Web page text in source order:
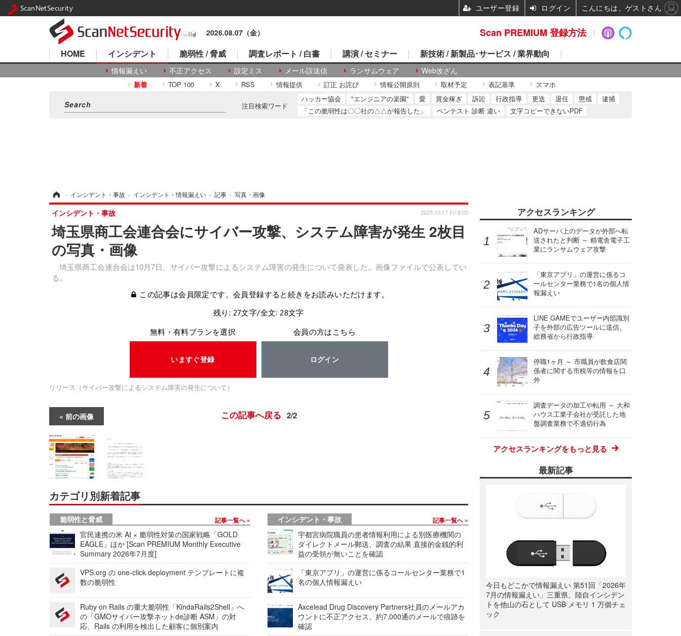
2026.08.07（金）
HOME インシデント
情報漏えい 不正アクセス 設定ミス メール誤送信 ランサムウェア Web改ざん
脆弱性 / 脅威 調査レポート / 白書 講演 / セミナー 新技術 / 新製品･サービス / 業界動向
新着 TOP 100 X RSS 情報提供 訂正 お詫び 情報公開原則 取材予定 表記基準 スマホ
注目検索ワード
ハッカー協会 "エンジニアの楽園" 愛 賞金稼ぎ 訴訟 行政指導 更迭 退任 懲戒
逮捕
「この脆弱性は〇〇社の△△が報告した」
ペンテスト 診断 違い 文字コピーできないPDF
› インシデント・事故 › インシデント・情報漏えい › 記事 › 写真・画像
埼玉県商工会連合会にサイバー攻撃、システム障害が発生 2枚目
の写真・画像
埼玉県商工会連合会は10月7日、サイバー攻撃によるシステム障害の発生について発表した。画像ファイルで公表してい
る。
インシデント・事故 2025.10.17 Fri 8:05
この記事は会員限定です。会員登録すると続きをお読みいただけます。
残り: 27文字/全文: 28文字
無料・有料プランを選択
いますぐ登録
会員の方はこちら
ログイン
リリース（サイバー攻撃によるシステム障害の発生について）
前の画像 この記事へ戻る 2/2
カテゴリ別新着記事
脆弱性と脅威 記事一覧へ
官民連携の米 AI × 脆弱性対策の国家戦略「GOLD
EAGLE」ほか [Scan PREMIUM Monthly Executive
Summary 2026年7月度]
VPS.org の one-click deployment テンプレートに複
数の脆弱性
Ruby on Rails の重大脆弱性「KindaRails2Shell」へ
の「GMOサイバー攻撃ネットde診断 ASM」の対
応、Rails の利用を検出した顧客に個別案内
インシデント・事故 記事一覧へ
宇都宮病院職員の患者情報利用による別医療機関の
ダイレクトメール郵送、調査の結果 直接的金銭的利
益の受領が無いことを確認
「東京アプリ」の運営に係るコールセンター業務で1
名の個人情報漏えい
Axcelead Drug Discovery Partners社員のメールアカ
ウントに不正アクセス、約7,000通のメールで痕跡を
確認
アクセスランキング
ADサーバ上のデータが外部へ転
送されたと判断 ～ 精電舎電子工
業にランサムウェア攻撃
「東京アプリ」の運営に係るコ
ールセンター業務で1名の個人情
報漏えい
LINE GAMEでユーザー内部識別
子を外部の広告ツールに送信、
総務省から行政指導
停職1ヶ月 ～ 市職員が飲食店関
係者に関する市税等の情報を口
外
調査データの加工や転用 ～ 大和
ハウス工業子会社が受託した地
盤調査業務で不適切行為
アクセスランキングをもっと見る
最新記事
今日もどこかで情報漏えい 第51回「2026年
7月の情報漏えい」三重県、陸自インシデン
トを他山の石として USB メモリ 1 万個チェ
ック
Scan PREMIUM 登録方法
ScanNetSecurity ユーザー登録 ログイン こんにちは、ゲストさん